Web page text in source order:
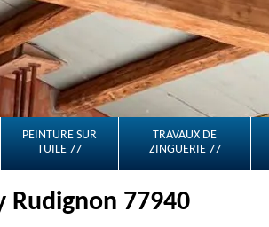
PEINTURE SUR
TUILE 77
TRAVAUX DE
ZINGUERIE 77
Rudignon 77940